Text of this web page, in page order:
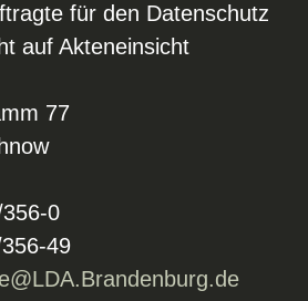
für den Datenschutz
auf Akteneinsicht
77
0
49